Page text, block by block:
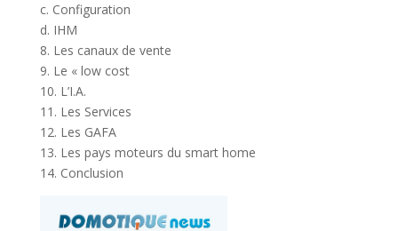
c. Configuration
d. IHM
8. Les canaux de vente
9. Le « low cost
10. L’I.A.
11. Les Services
12. Les GAFA
13. Les pays moteurs du smart home
14. Conclusion